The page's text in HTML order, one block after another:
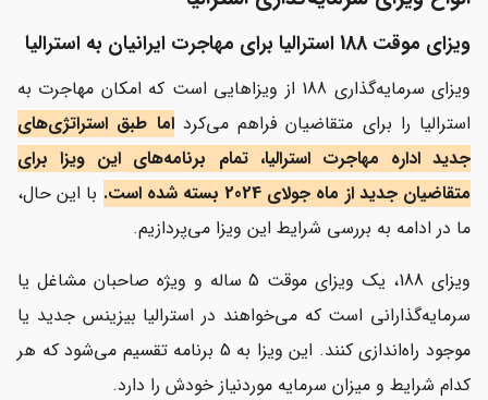
ویزای موقت 188 استرالیا برای مهاجرت ایرانیان به استرالیا
ویزای سرمایه‌گذاری 188 از ویزاهایی است که امکان مهاجرت به
استرالیا را برای متقاضیان فراهم می‌کرداما طبق استراتژی‌های
جدید اداره مهاجرت استرالیا، تمام برنامه‌های این ویزا برای
متقاضیان جدید از ماه جولای 2024 بسته شده است.
با این حال،
ما در ادامه به بررسی شرایط این ویزا می‌پردازیم.
ویزای 188، یک ویزای موقت 5 ساله و ویژه صاحبان مشاغل یا
سرمایه‌گذارانی است که می‌خواهند در استرالیا بیزینس جدید یا
موجود راه‌اندازی کنند. این ویزا به 5 برنامه تقسیم می‌شود که هر
کدام شرایط و میزان سرمایه موردنیاز خودش را دارد.